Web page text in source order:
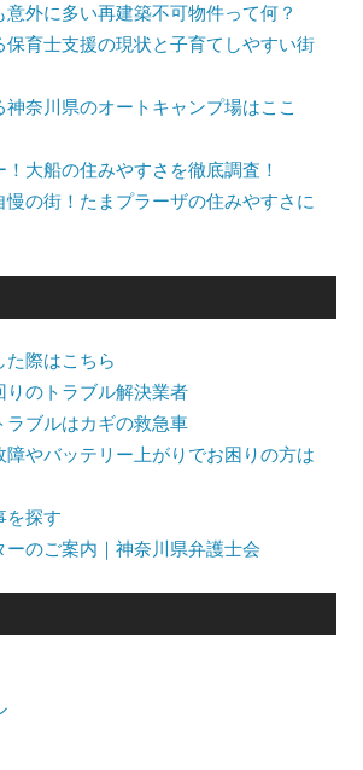
外に多い再建築不可物件って何？
保育士支援の現状と子育てしやすい街
奈川県のオートキャンプ場はここ
大船の住みやすさを徹底調査！
慢の街！たまプラーザの住みやすさに
際はこちら
りのトラブル解決業者
ラブルはカギの救急車
障やバッテリー上がりでお困りの方は
を探す
ーのご案内｜神奈川県弁護士会